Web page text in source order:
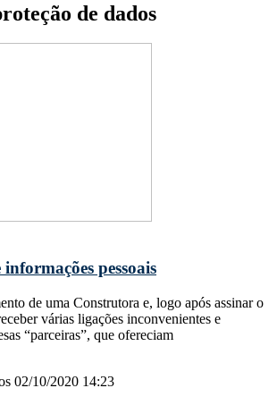
de dados
pessoais
de uma Construtora e, logo após assinar o
várias ligações inconvenientes e
“parceiras”, que ofereciam
02/10/2020 14:23